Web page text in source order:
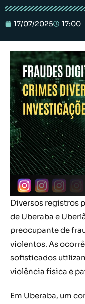
17/07/2025 17:00
Diversos registros
de Uberaba e
preocupante de
violentos. As
sofisticados
violência física e
Em Uberaba, um